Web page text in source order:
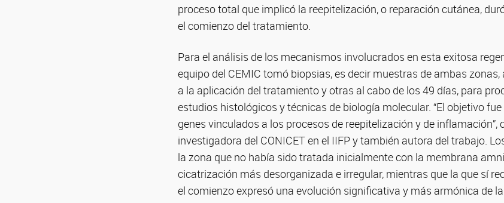
proceso total que implicó la reepitelización, o reparación cutánea,
el comienzo del tratamiento.
Para el análisis de los mecanismos involucrados en esta exitosa
equipo del CEMIC tomó biopsias, es decir muestras de ambas
a la aplicación del tratamiento y otras al cabo de los 49 días, para
estudios histológicos y técnicas de biología molecular. “El objetivo
genes vinculados a los procesos de reepitelización y de inflamación”,
investigadora del CONICET en el IIFP y también autora del trabajo.
la zona que no había sido tratada inicialmente con la membrana
cicatrización más desorganizada e irregular, mientras que la que sí
el comienzo expresó una evolución significativa y más armónica de